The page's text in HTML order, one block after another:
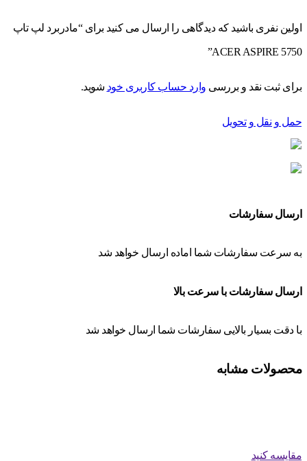
اولین نفری باشید که دیدگاهی را ارسال می کنید برای “مادربرد لپ تاپ
ACER ASPIRE 5750”
برای ثبت نقد و بررسی وارد حساب کاربری خود شوید.
حمل و نقل و تحویل
ارسال سفارشات
به سرعت سفارشات شما اماده ارسال خواهد شد
ارسال سفارشات با سرعت بالا
با دقت بسیار بالایی سفارشات شما ارسال خواهد شد
محصولات مشابه
مقایسه کنید